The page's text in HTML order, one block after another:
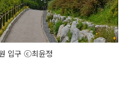
입구 ⓒ최윤정